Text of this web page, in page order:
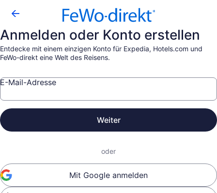
Anmelden oder Konto erstellen
Entdecke mit einem einzigen Konto für Expedia, Hotels.com und
FeWo-direkt eine Welt des Reisens.
E-Mail-Adresse
Weiter
oder
Mit Google anmelden